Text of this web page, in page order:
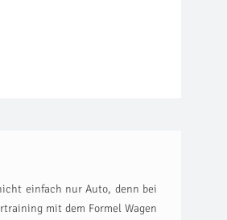
einfach nur Auto, denn bei
mit dem Formel Wagen